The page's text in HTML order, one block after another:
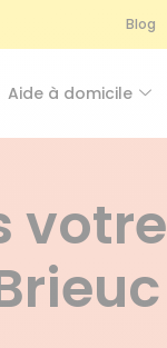
Blog
Aide à domicile
votre